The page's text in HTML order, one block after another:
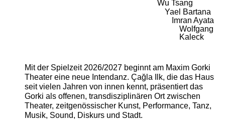
Wu Tsang
Yael Bartana
Imran Ayata
Wolfgang
Kaleck
Mit der Spielzeit 2026/2027 beginnt am Maxim Gorki
Theater eine neue Intendanz. Çağla Ilk, die das Haus
seit vielen Jahren von innen kennt, präsentiert das
Gorki als offenen, transdisziplinären Ort zwischen
Theater, zeitgenössischer Kunst, Performance, Tanz,
Musik, Sound, Diskurs und Stadt.